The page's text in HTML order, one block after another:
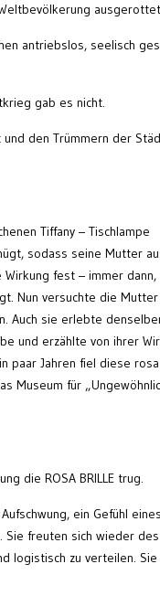
antriebslos, seelisch
gab es nicht.
den Trümmern der
Tiffany – Tischlampe
sodass seine Mutter
fest – immer dann,
Nun versuchte die Mutter
Auch sie erlebte
und erzählte von ihrer
paar Jahren fiel diese rosa
Museum für
die ROSA BRILLE trug.
ein Gefühl eines
Sie freuten sich wieder des
logistisch zu verteilen. Sie